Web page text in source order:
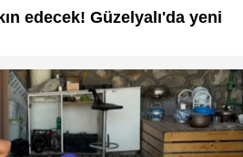
edecek! Güzelyalı'da yeni